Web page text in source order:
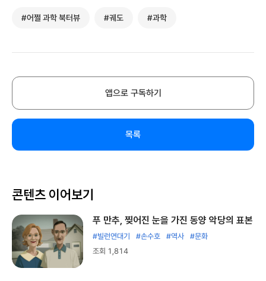
#어쩔 과학 북터뷰 #궤도 #과학
앱으로 구독하기
목록
콘텐츠 이어보기
푸 만추, 찢어진 눈을 가진 동양 악당의 표본
#빌런연대기 #손수호 #역사
#문화
조회 1,814